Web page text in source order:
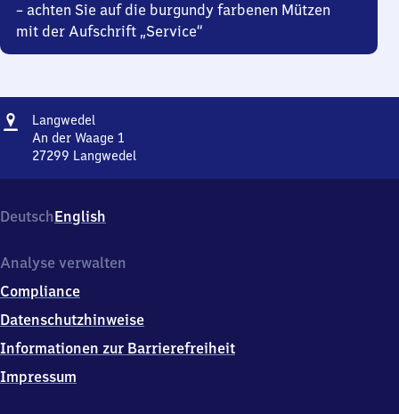
– achten Sie auf die burgundy farbenen Mützen
mit der Aufschrift „Service“
Adresse
Langwedel
An der Waage 1
27299 Langwedel
der
Waage
2
2
9
Langwedel
DeutschEnglish
Analyse verwalten
Compliance
Datenschutzhinweise
Informationen zur Barrierefreiheit
Impressum